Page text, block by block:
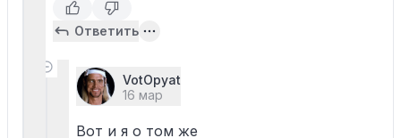
Ответить
VotOpyat
16 мар
Вот и я о том же